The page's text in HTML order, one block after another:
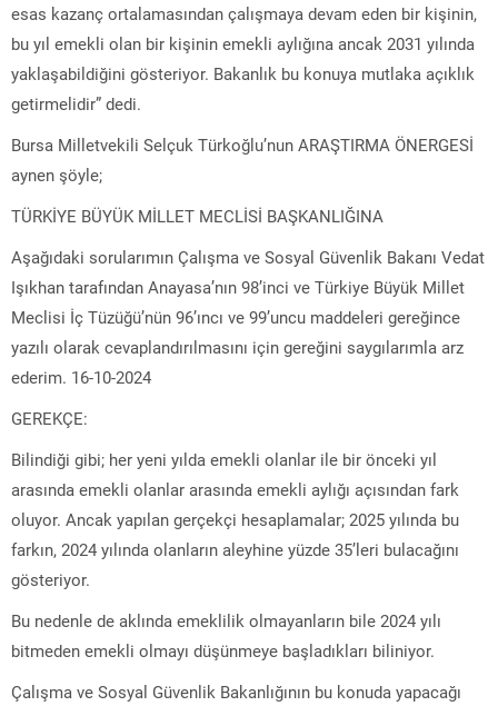
esas kazanç ortalamasından çalışmaya devam eden bir kişinin,
bu yıl emekli olan bir kişinin emekli aylığına ancak 2031 yılında
yaklaşabildiğini gösteriyor. Bakanlık bu konuya mutlaka açıklık
getirmelidir” dedi.
Bursa Milletvekili Selçuk Türkoğlu’nun ARAŞTIRMA ÖNERGESİ
aynen şöyle;
TÜRKİYE BÜYÜK MİLLET MECLİSİ BAŞKANLIĞINA
Aşağıdaki sorularımın Çalışma ve Sosyal Güvenlik Bakanı Vedat
Işıkhan tarafından Anayasa’nın 98’inci ve Türkiye Büyük Millet
Meclisi İç Tüzüğü’nün 96’ıncı ve 99’uncu maddeleri gereğince
yazılı olarak cevaplandırılmasını için gereğini saygılarımla arz
ederim. 16-10-2024
GEREKÇE:
Bilindiği gibi; her yeni yılda emekli olanlar ile bir önceki yıl
arasında emekli olanlar arasında emekli aylığı açısından fark
oluyor. Ancak yapılan gerçekçi hesaplamalar; 2025 yılında bu
farkın, 2024 yılında olanların aleyhine yüzde 35’leri bulacağını
gösteriyor.
Bu nedenle de aklında emeklilik olmayanların bile 2024 yılı
bitmeden emekli olmayı düşünmeye başladıkları biliniyor.
Çalışma ve Sosyal Güvenlik Bakanlığının bu konuda yapacağı